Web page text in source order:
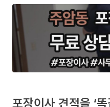
포장이사 견적을 ‘